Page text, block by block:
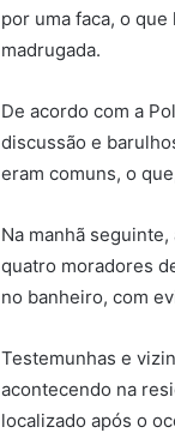
por uma faca, o
madrugada.
De acordo com a
discussão e
eram comuns, o
Na manhã
quatro moradores
no banheiro, com
Testemunhas e
acontecendo na
localizado após o